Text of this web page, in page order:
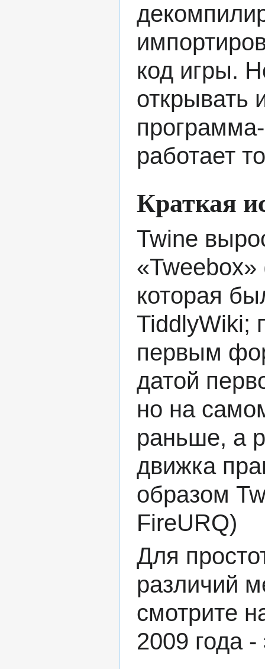
код игры.
открывать
работает
Краткая
Twine
которая
TiddlyWiki;
первым
датой
но на
раньше, а
движка
образом
FireURQ)
Для
различий
смотрите
2009 года